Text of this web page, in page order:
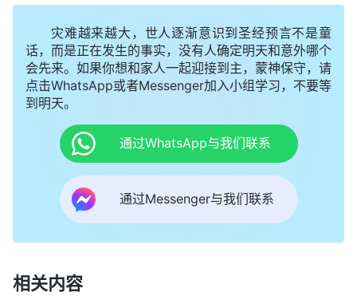
板高兴地说：“太好了，小伙子，真是辛苦你了，总
共多少钱呢？”为了赢得老板的信任，我就说：“老
板，有四台给换了最好的电脑板，还有一台换了新的
蒸发器，换成别人得收一千六百元，看你人好，帮我
把空调运到店里，就给你优惠二百元，你就给一千四
百元吧。”老板听完爽快地答应了。当老板开车来取
空调时，我的心“怦怦”跳个不停，生怕被发现，可老
板看到空调被清洗得很干净，高兴地说：“被你这样
一维修，整个空调都焕然一新了！”然后什么也没问
就把钱如数地给了我。看着老板把空调拉走后，我心
难受的感觉渐渐消失了，心想：“这次赚的钱比我平
灾难越来越大，世人逐渐意识到圣经预言不是童
话，而是正在发生的事实，没有人确定明天和意外哪个
会先来。如果你想和家人一起迎接到主，蒙神保守，请
点击WhatsApp或者Messenger加入小组学习，不要等
到明天。
通过WhatsApp与我们联系
通过Messenger与我们联系
相关内容